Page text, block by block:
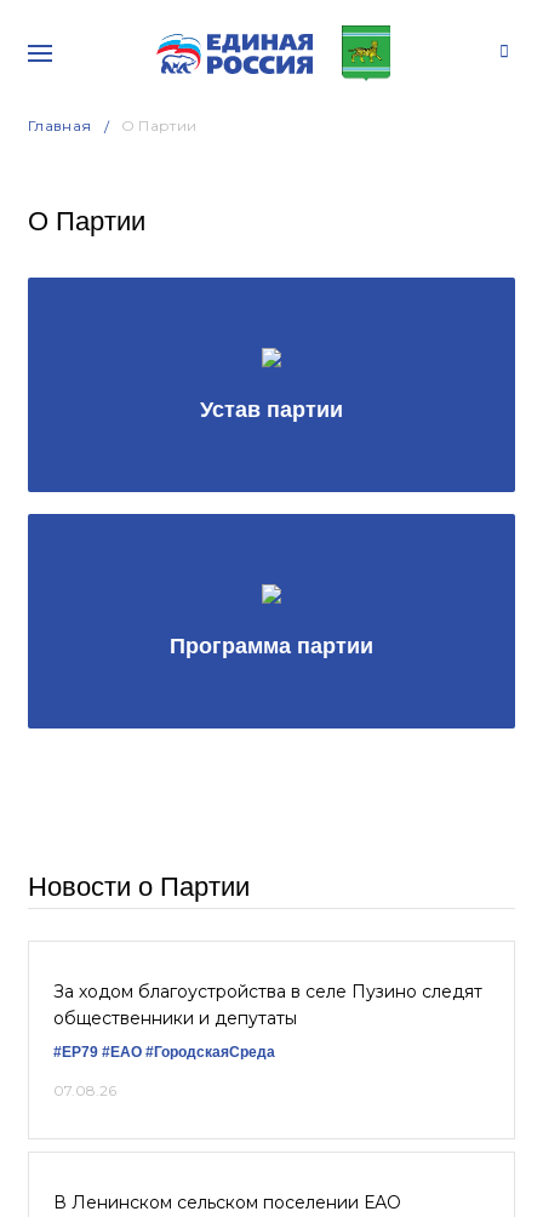
Главная О Партии
О Партии
Устав партии
Программа партии
Новости о Партии
За ходом благоустройства в селе Пузино следят
общественники и депутаты
#ЕР79 #ЕАО #ГородскаяСреда
07.08.26
В Ленинском сельском поселении ЕАО